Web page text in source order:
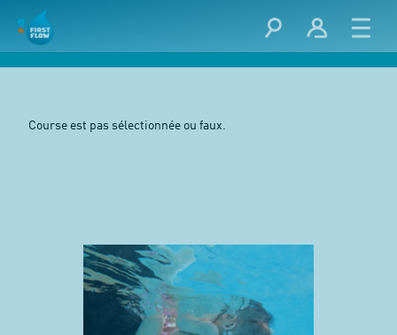
Course est pas sélectionnée ou faux.